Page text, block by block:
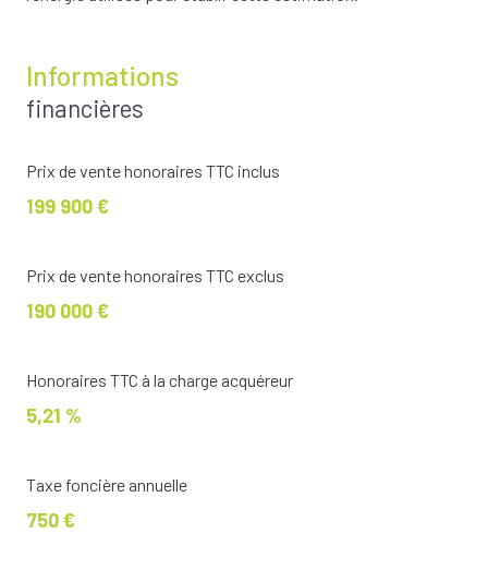
Informations
financières
Prix de vente honoraires TTC inclus
199 900 €
Prix de vente honoraires TTC exclus
190 000 €
Honoraires TTC à la charge acquéreur
5,21 %
Taxe foncière annuelle
750 €